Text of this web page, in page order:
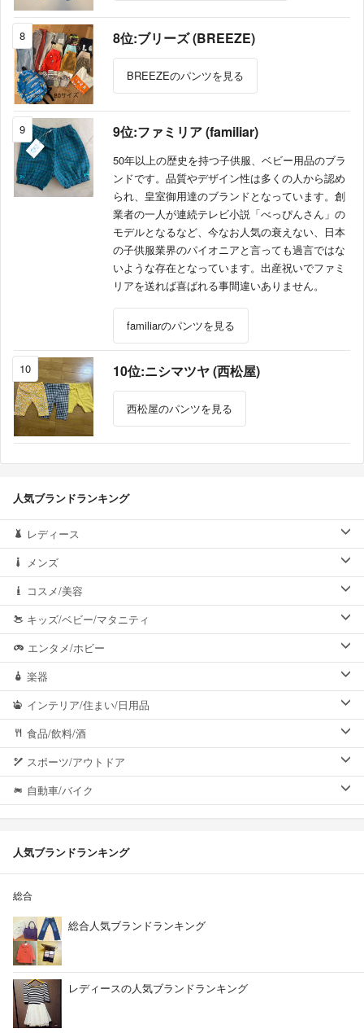
8 8位:ブリーズ (BREEZE)
BREEZEのパンツを見る
9 9位:ファミリア (familiar)
50年以上の歴史を持つ子供服、ベビー用品のブラ
ンドです。品質やデザイン性は多くの人から認め
られ、皇室御用達のブランドとなっています。創
業者の一人が連続テレビ小説「べっぴんさん」の
モデルとなるなど、今なお人気の衰えない、日本
の子供服業界のパイオニアと言っても過言ではな
いような存在となっています。出産祝いでファミ
リアを送れば喜ばれる事間違いありません。
familiarのパンツを見る
10 10位:ニシマツヤ (西松屋)
西松屋のパンツを見る
人気ブランドランキング
レディース
メンズ
コスメ/美容
キッズ/ベビー/マタニティ
エンタメ/ホビー
楽器
インテリア/住まい/日用品
食品/飲料/酒
スポーツ/アウトドア
自動車/バイク
人気ブランドランキング
総合
総合人気ブランドランキング
レディースの人気ブランドランキング